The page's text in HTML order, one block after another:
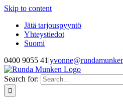
Skip to content
Jätä tarjouspyyntö
Yhteystiedot
Suomi
0400 9055 41 |
Search for: